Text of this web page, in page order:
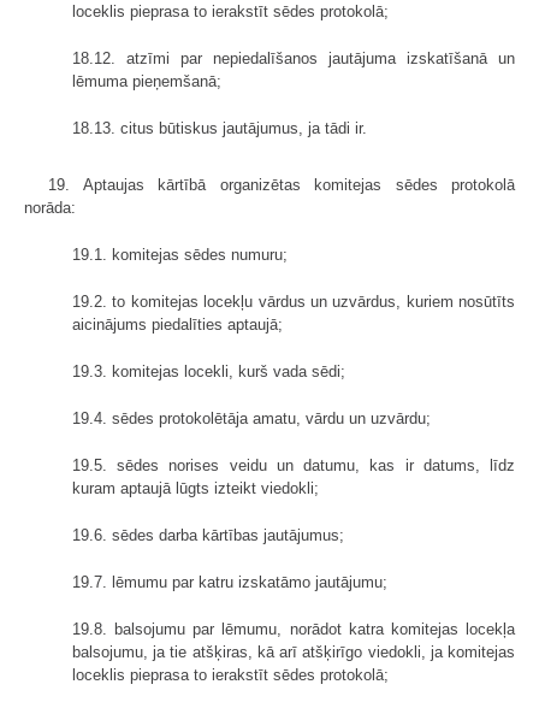
loceklis pieprasa to ierakstīt sēdes protokolā;
18.12. atzīmi par nepiedalīšanos jautājuma izskatīšanā un
lēmuma pieņemšanā;
18.13. citus būtiskus jautājumus, ja tādi ir.
19. Aptaujas kārtībā organizētas komitejas sēdes protokolā
norāda:
19.1. komitejas sēdes numuru;
19.2. to komitejas locekļu vārdus un uzvārdus, kuriem nosūtīts
aicinājums piedalīties aptaujā;
19.3. komitejas locekli, kurš vada sēdi;
19.4. sēdes protokolētāja amatu, vārdu un uzvārdu;
19.5. sēdes norises veidu un datumu, kas ir datums, līdz
kuram aptaujā lūgts izteikt viedokli;
19.6. sēdes darba kārtības jautājumus;
19.7. lēmumu par katru izskatāmo jautājumu;
19.8. balsojumu par lēmumu, norādot katra komitejas locekļa
balsojumu, ja tie atšķiras, kā arī atšķirīgo viedokli, ja komitejas
loceklis pieprasa to ierakstīt sēdes protokolā;